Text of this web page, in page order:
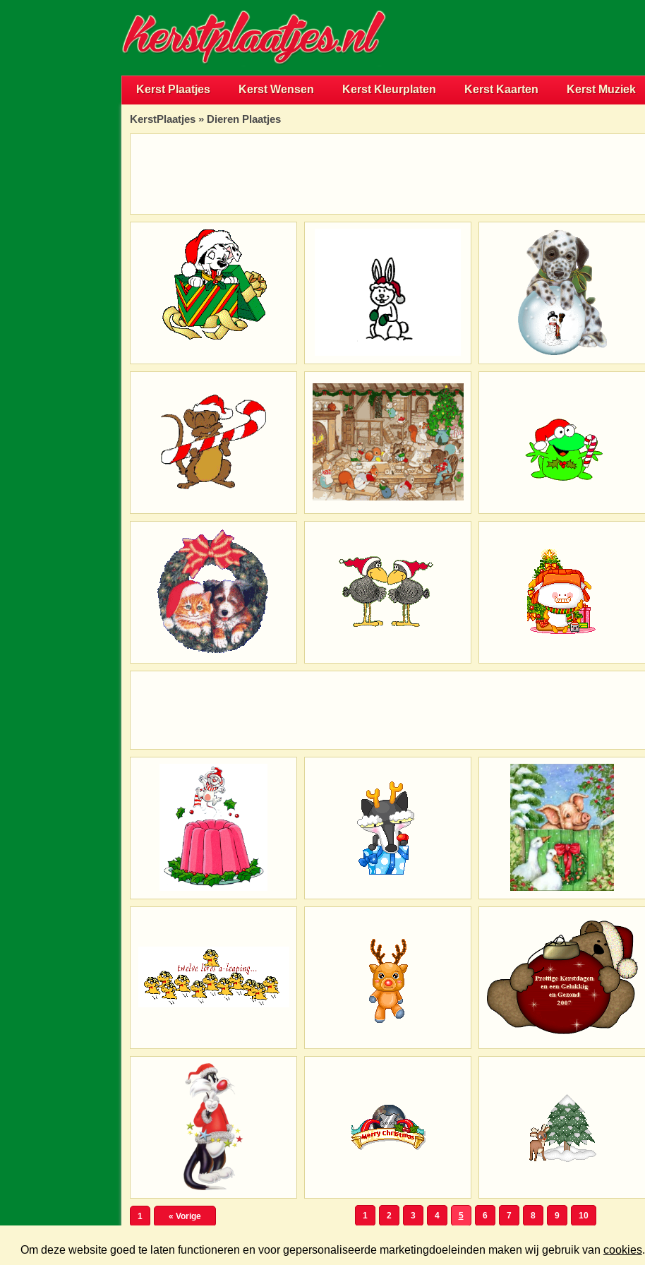
Om deze website goed te laten functioneren en voor gepersonaliseerde marketingdoeleinden maken wij gebruik van cookies.
Kerst Plaatjes Kerst Wensen Kerst Kleurplaten Kerst Kaarten Kerst Muziek
KerstPlaatjes » Dieren Plaatjes
1 « Vorige 1 2 3 4 5 6 7 8 9 10